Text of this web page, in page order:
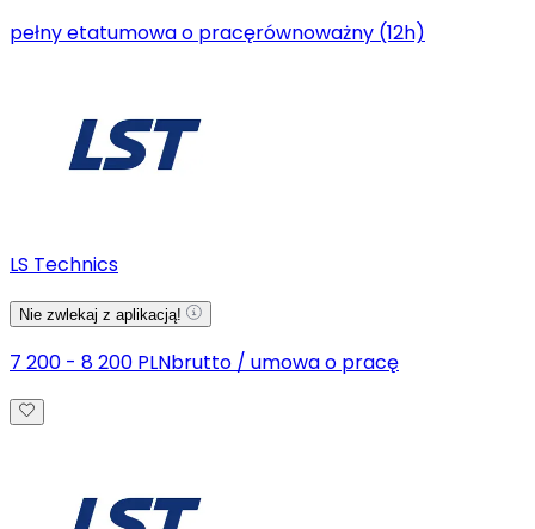
pełny etatumowa o pracęrównoważny (12h)
LS Technics
Nie zwlekaj z aplikacją!
7 200 - 8 200 PLNbrutto / umowa o pracę